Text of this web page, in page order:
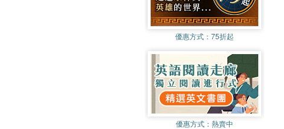
優惠方式： 75折起
優惠方式： 熱賣中